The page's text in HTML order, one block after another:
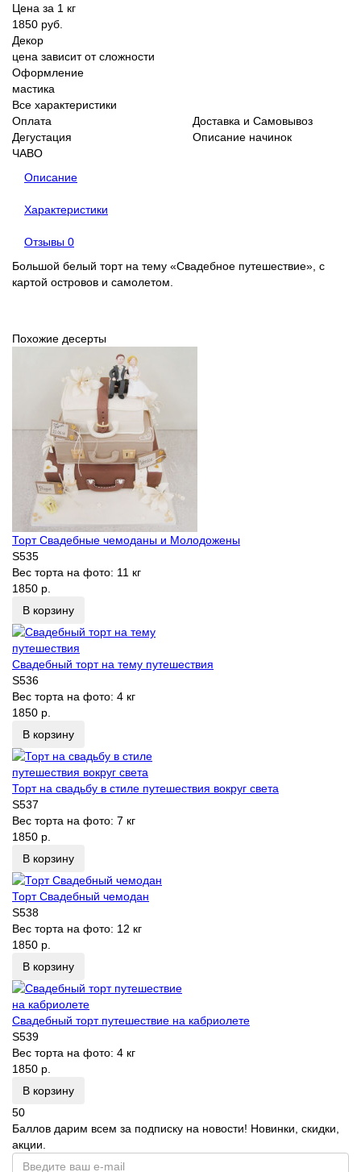
Цена за 1 кг
1850 руб.
Декор
цена зависит от сложности
Оформление
мастика
Все характеристики
Оплата
Доставка и Самовывоз
Дегустация
Описание начинок
ЧАВО
Описание
Характеристики
Отзывы 0
Большой белый торт на тему «Свадебное путешествие», с
картой островов и самолетом.
Похожие десерты
Торт Свадебные чемоданы и Молодожены
S535
Вес торта на фото: 11 кг
1850 р.
В корзину
Свадебный торт на тему путешествия
S536
Вес торта на фото: 4 кг
1850 р.
В корзину
Торт на свадьбу в стиле путешествия вокруг света
S537
Вес торта на фото: 7 кг
1850 р.
В корзину
Торт Свадебный чемодан
S538
Вес торта на фото: 12 кг
1850 р.
В корзину
Свадебный торт путешествие на кабриолете
S539
Вес торта на фото: 4 кг
1850 р.
В корзину
50
Баллов дарим всем за подписку на новости! Новинки, скидки,
акции.